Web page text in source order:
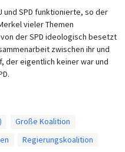
und SPD funktionierte, so der
vieler Themen
der SPD ideologisch besetzt
zwischen ihr und
der eigentlich keiner war und
Große Koalition
Regierungskoalition